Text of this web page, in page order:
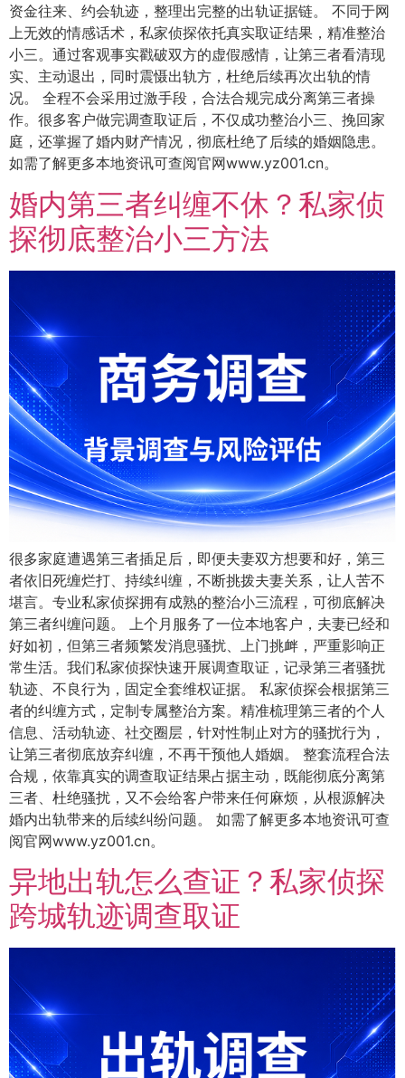
资金往来、约会轨迹，整理出完整的出轨证据链。 不同于网
上无效的情感话术，私家侦探依托真实取证结果，精准整治
小三。通过客观事实戳破双方的虚假感情，让第三者看清现
实、主动退出，同时震慑出轨方，杜绝后续再次出轨的情
况。 全程不会采用过激手段，合法合规完成分离第三者操
作。很多客户做完调查取证后，不仅成功整治小三、挽回家
庭，还掌握了婚内财产情况，彻底杜绝了后续的婚姻隐患。
如需了解更多本地资讯可查阅官网www.yz001.cn。
婚内第三者纠缠不休？私家侦
探彻底整治小三方法
很多家庭遭遇第三者插足后，即便夫妻双方想要和好，第三
者依旧死缠烂打、持续纠缠，不断挑拨夫妻关系，让人苦不
堪言。专业私家侦探拥有成熟的整治小三流程，可彻底解决
第三者纠缠问题。 上个月服务了一位本地客户，夫妻已经和
好如初，但第三者频繁发消息骚扰、上门挑衅，严重影响正
常生活。我们私家侦探快速开展调查取证，记录第三者骚扰
轨迹、不良行为，固定全套维权证据。 私家侦探会根据第三
者的纠缠方式，定制专属整治方案。精准梳理第三者的个人
信息、活动轨迹、社交圈层，针对性制止对方的骚扰行为，
让第三者彻底放弃纠缠，不再干预他人婚姻。 整套流程合法
合规，依靠真实的调查取证结果占据主动，既能彻底分离第
三者、杜绝骚扰，又不会给客户带来任何麻烦，从根源解决
婚内出轨带来的后续纠纷问题。 如需了解更多本地资讯可查
阅官网www.yz001.cn。
异地出轨怎么查证？私家侦探
跨城轨迹调查取证